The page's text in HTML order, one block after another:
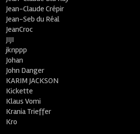
Jean-Claude Crépir
Jean-Seb du Réal
JeanCroc
JIJI
jknppp
Johan
John Danger
KARIM JACKSON
Kickette
Klaus Vomi
Krania Trieffer
Kro